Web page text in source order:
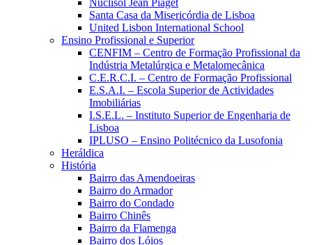
Nuclisol Jean Piaget
Santa Casa da Misericórdia de Lisboa
United Lisbon International School
Ensino Profissional e Superior
CENFIM – Centro de Formação Profissional da
Indústria Metalúrgica e Metalomecânica
C.E.R.C.I. – Centro de Formação Profissional
E.S.A.I. – Escola Superior de Actividades
Imobiliárias
I.S.E.L. – Instituto Superior de Engenharia de
Lisboa
IPLUSO – Ensino Politécnico da Lusofonia
Heráldica
História
Bairro das Amendoeiras
Bairro do Armador
Bairro do Condado
Bairro Chinês
Bairro da Flamenga
Bairro dos Lóios